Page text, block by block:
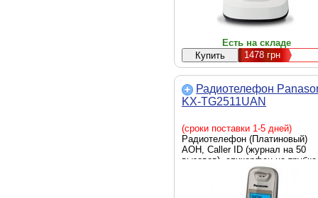
Есть на складе
1478 грн
Радиотелефон
KX-TG2511UAN
(сроки поставки 1-5 дней)
Радиотелефон (Платиновый)
АОН, Caller ID (журнал на 50
вызовов), спикерфон на
полифонические мелодии
повторный набор номера,
телефонный справочник (50